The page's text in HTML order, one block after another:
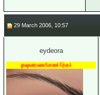
29 March 2006, 10:57
eydeora
papatyam Acemi Üyesi